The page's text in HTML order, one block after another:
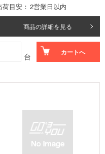
荷目安
2営業日以内
商品の詳細を見る
台 カートへ